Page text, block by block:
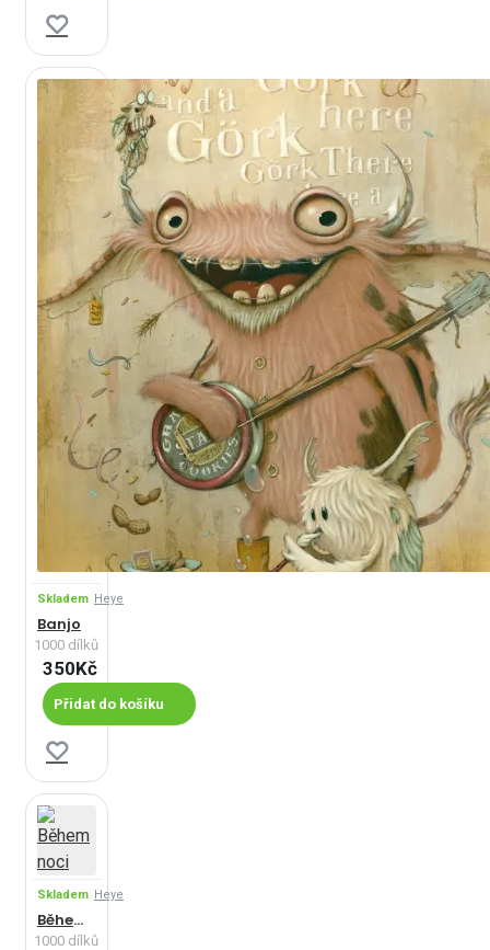
Skladem Heye
Banjo
1000 dílků
350Kč
Přidat do košíku
Skladem Heye
Během noci
1000 dílků